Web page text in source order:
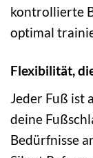
kontrollierte
optimal
Flexibilität,
Jeder Fuß ist
deine
Bedürfnisse